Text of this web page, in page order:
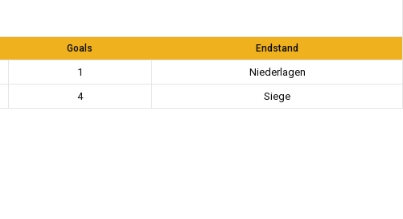
Goals Endstand
1
Niederlagen
4 Siege